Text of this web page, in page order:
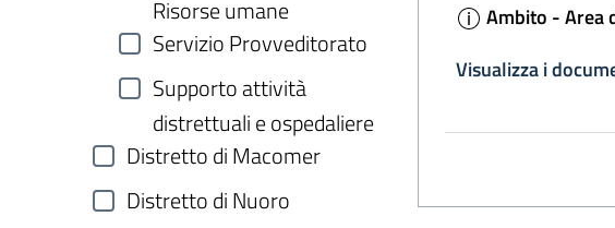
Risorse umane
Servizio Provveditorato
Supporto attività
distrettuali e ospedaliere
Distretto di Macomer
Distretto di Nuoro
Ambito - Area
Visualizza i